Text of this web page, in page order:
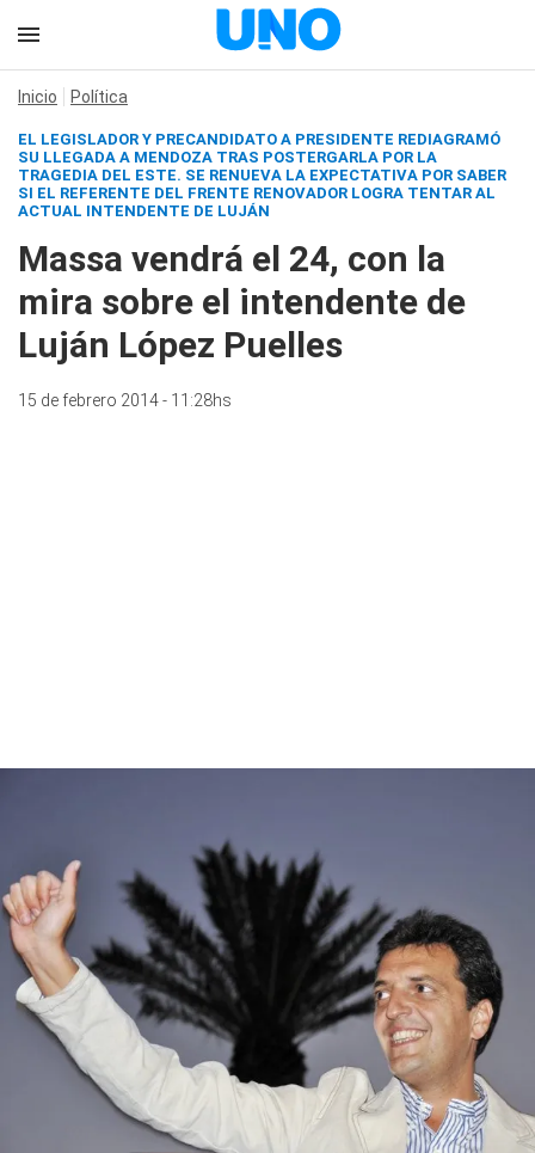
Inicio Política
EL LEGISLADOR Y PRECANDIDATO A PRESIDENTE REDIAGRAMÓ
SU LLEGADA A MENDOZA TRAS POSTERGARLA POR LA
TRAGEDIA DEL ESTE. SE RENUEVA LA EXPECTATIVA POR SABER
SI EL REFERENTE DEL FRENTE RENOVADOR LOGRA TENTAR AL
ACTUAL INTENDENTE DE LUJÁN
Massa vendrá el 24, con la
mira sobre el intendente de
Luján López Puelles
15 de febrero 2014 - 11:28hs